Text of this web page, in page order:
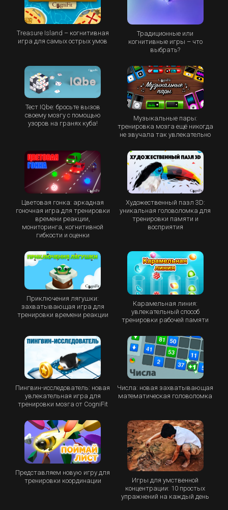
Treasure Island – когнитивная
игра для самых острых умов
Традиционные или
когнитивные игры – что
выбрать?
Тест IQbe: бросьте вызов
своему мозгу с помощью
узоров на гранях куба!
Музыкальные пары:
тренировка мозга ещё никогда
не звучала так увлекательно
Цветовая гонка: аркадная
гоночная игра для тренировки
времени реакции,
мониторинга, когнитивной
гибкости и оценки
Художественный пазл 3D:
уникальная головоломка для
тренировки памяти и
восприятия
Приключения лягушки:
захватывающая игра для
тренировки времени реакции
Карамельная линия:
увлекательный способ
тренировки рабочей памяти
Пингвин-исследователь: новая
увлекательная игра для
тренировки мозга от CogniFit
Числа: новая захватывающая
математическая головоломка
Представляем новую игру для
тренировки координации
Игры для умственной
концентрации: 10 простых
упражнений на каждый день